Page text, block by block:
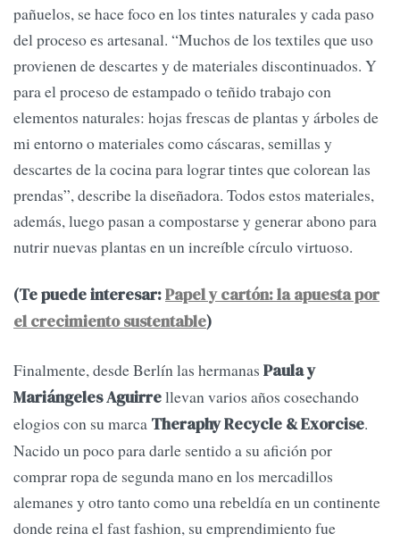
pañuelos, se hace foco en los tintes naturales y cada paso
del proceso es artesanal. “Muchos de los textiles que uso
provienen de descartes y de materiales discontinuados. Y
para el proceso de estampado o teñido trabajo con
elementos naturales: hojas frescas de plantas y árboles de
mi entorno o materiales como cáscaras, semillas y
descartes de la cocina para lograr tintes que colorean las
prendas”, describe la diseñadora. Todos estos materiales,
además, luego pasan a compostarse y generar abono para
nutrir nuevas plantas en un increíble círculo virtuoso.
(Te puede interesar:Papel y cartón: la apuesta por
el crecimiento sustentable)
Finalmente, desde Berlín las hermanas Paula y
Mariángeles Aguirrellevan varios años cosechando
elogios con su marca Theraphy Recycle & Exorcise.
Nacido un poco para darle sentido a su afición por
comprar ropa de segunda mano en los mercadillos
alemanes y otro tanto como una rebeldía en un continente
donde reina el fast fashion, su emprendimiento fue